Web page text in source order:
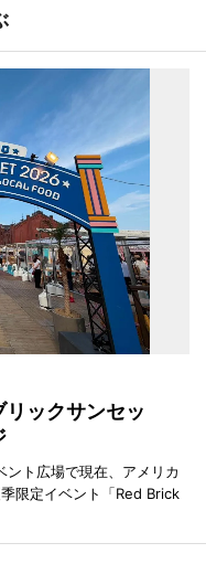
ックサンセッ
ント広場で現在、アメリカ
限定イベント「Red Brick